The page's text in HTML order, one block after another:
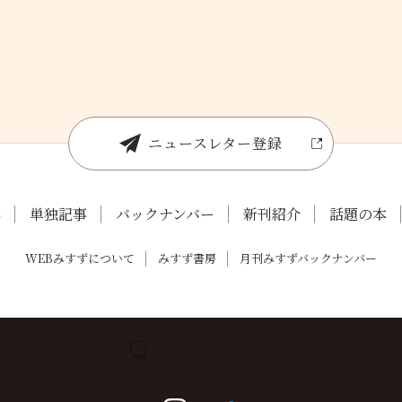
ニュースレター登録
単独記事 バックナンバー 新刊紹介 話題の本
WEBみすずについて みすず書房 月刊みすずバックナンバー